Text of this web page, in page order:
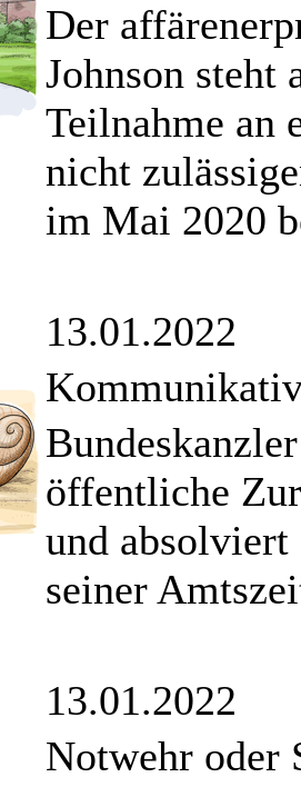
Der
Johnson steht
Teilnahme an
nicht
im Mai 2020
13.01.2022
öffentliche
und absolviert
seiner
13.01.2022
Notwehr oder